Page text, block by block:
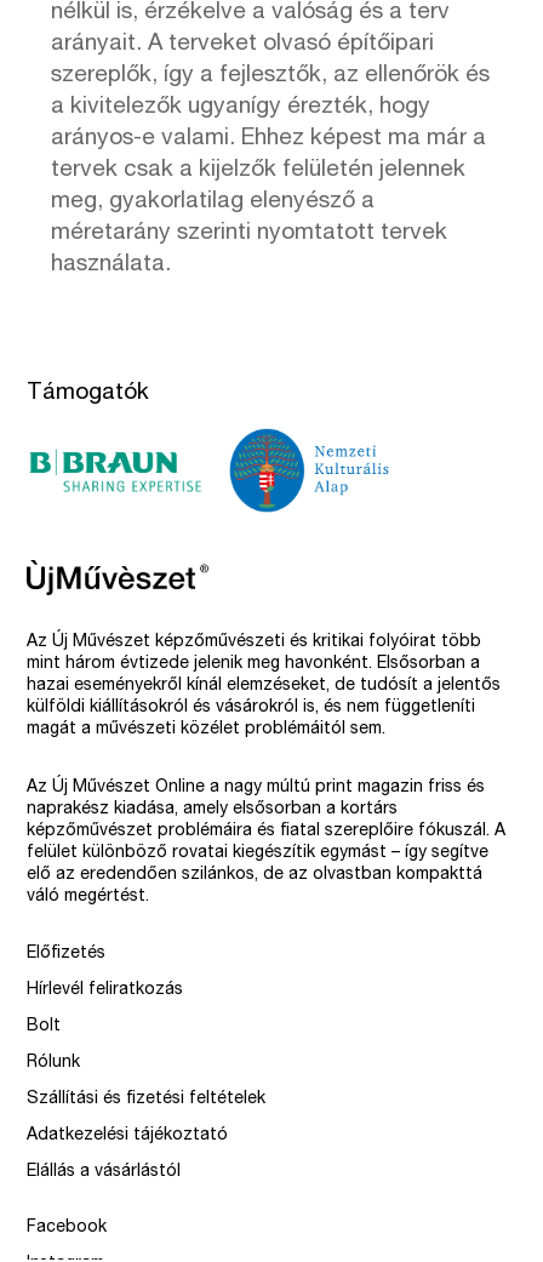
nélkül is, érzékelve a valóság és a terv
arányait. A terveket olvasó építőipari
szereplők, így a fejlesztők, az ellenőrök és
a kivitelezők ugyanígy érezték, hogy
arányos-e valami. Ehhez képest ma már a
tervek csak a kijelzők felületén jelennek
meg, gyakorlatilag elenyésző a
méretarány szerinti nyomtatott tervek
használata.
Támogatók
Az Új Művészet képzőművészeti és kritikai folyóirat több
mint három évtizede jelenik meg havonként. Elsősorban a
hazai eseményekről kínál elemzéseket, de tudósít a jelentős
külföldi kiállításokról és vásárokról is, és nem függetleníti
magát a művészeti közélet problémáitól sem.
Az Új Művészet Online a nagy múltú print magazin friss és
naprakész kiadása, amely elsősorban a kortárs
képzőművészet problémáira és fiatal szereplőire fókuszál. A
felület különböző rovatai kiegészítik egymást – így segítve
elő az eredendően szilánkos, de az olvastban kompakttá
váló megértést.
Előfizetés
Hírlevél feliratkozás
Bolt
Rólunk
Szállítási és fizetési feltételek
Adatkezelési tájékoztató
Elállás a vásárlástól
Facebook